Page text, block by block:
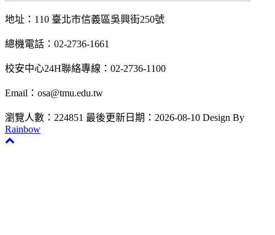
地址：110 臺北市信義區吳興街250號
總機電話：02-2736-1661
校安中心24H聯絡專線：02-2736-1100
Email：osa@tmu.edu.tw
瀏覽人數：224851 最後更新日期：2026-08-10 Design By
Rainbow